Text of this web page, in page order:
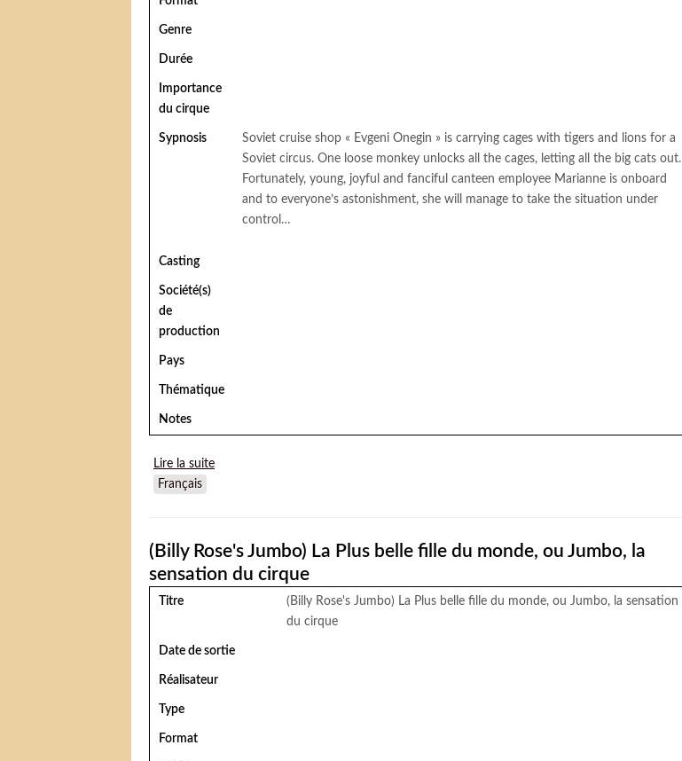
Genre
Durée
Importance
du cirque
Sypnosis
Soviet cruise shop « Evgeni Onegin » is carrying cages with tigers and lions for a
Soviet circus. One loose monkey unlocks all the cages, letting all the big cats out.
Fortunately, young, joyful and fanciful canteen employee Marianne is onboard
and to everyone’s astonishment, she will manage to take the situation under
control…
Casting
Société(s)
de
production
Pays
Thématique
Notes
Lire la suite
Français
(Billy Rose's Jumbo) La Plus belle fille du monde, ou Jumbo, la
sensation du cirque
Titre
(Billy Rose's Jumbo) La Plus belle fille du monde, ou Jumbo, la sensation
du cirque
Date de sortie
Réalisateur
Type
Format